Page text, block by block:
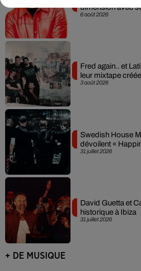
6 août 2026
dimension avec
3 août 2026
Fred again.. et
leur mixtape
31 juillet 2026
Swedish House
dévoilent «
31 juillet 2026
David Guetta et
historique à Ibiza
+ DE MUSIQUE